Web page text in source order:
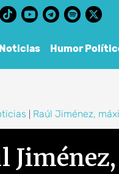
Noticias Humor
Raúl Jiménez,